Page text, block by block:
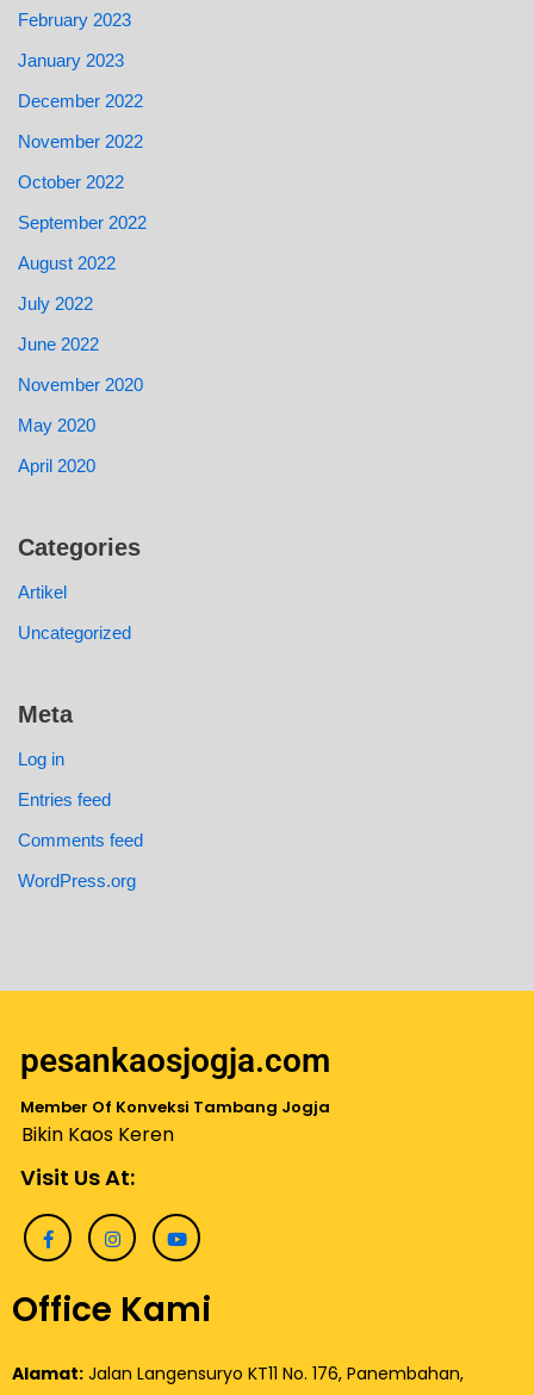
February 2023
January 2023
December 2022
November 2022
October 2022
September 2022
August 2022
July 2022
June 2022
November 2020
May 2020
April 2020
Categories
Artikel
Uncategorized
Meta
Log in
Entries feed
Comments feed
WordPress.org
pesankaosjogja.com
Member Of Konveksi Tambang Jogja
Bikin Kaos Keren
Visit Us At:
Office Kami
Alamat: Jalan Langensuryo KT11 No. 176, Panembahan,